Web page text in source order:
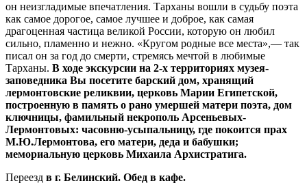
он неизгладимые впечатления. Тарханы вошли в судьбу поэта
как самое дорогое, самое лучшее и доброе, как самая
драгоценная частица великой России, которую он любил
сильно, пламенно и нежно. «Кругом родные все места»,— так
писал он за год до смерти, стремясь мечтой в любимые
Тарханы. В ходе экскурсии на 2-х территориях музея-
заповедника Вы посетите барский дом, хранящий
лермонтовские реликвии, церковь Марии Египетской,
построенную в память о рано умершей матери поэта, дом
ключницы, фамильный некрополь Арсеньевых-
Лермонтовых: часовню-усыпальницу, где покоится прах
М.Ю.Лермонтова, его матери, деда и бабушки;
мемориальную церковь Михаила Архистратига.
Переезд в г. Белинский. Обед в кафе.